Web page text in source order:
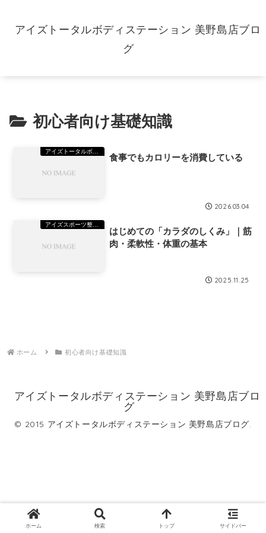
アイズトータルボディステーション 美野島店ブロ
グ
初心者向け基礎知識
食事でもカロリーを消費している
2026.03.04
アイズスポーツ整骨院美野島院
はじめての「カラダのしくみ」｜筋
肉・柔軟性・体重の基本
2025.11.25
ホーム 初心者向け基礎知識
アイズトータルボディステーション 美野島店ブロ
グ
© 2015 アイズトータルボディステーション 美野島店ブログ.
ホーム 検索 トップ サイドバー